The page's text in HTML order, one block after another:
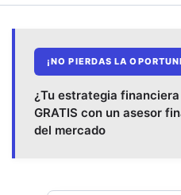
¡NO PIERDAS LA
¿Tu estrategia
GRATIS con un asesor
del mercado